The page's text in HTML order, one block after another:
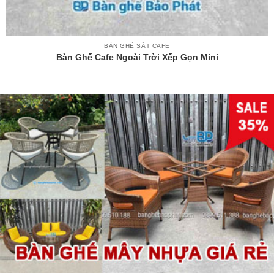
BÀN GHẾ SẮT CAFE
Bàn Ghế Cafe Ngoài Trời Xếp Gọn Mini